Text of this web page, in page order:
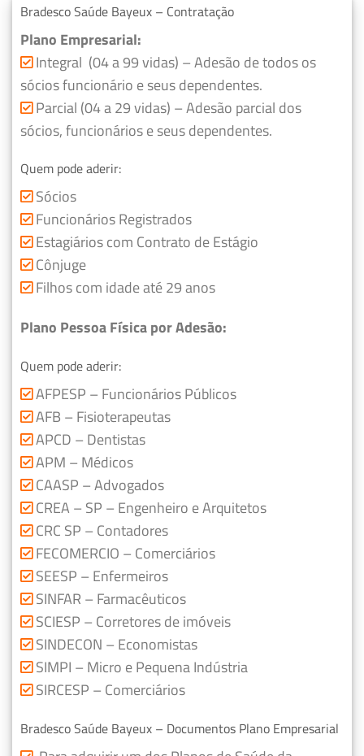
Bradesco Saúde Bayeux – Contratação
Plano Empresarial:
Integral (04 a 99 vidas) – Adesão de todos os
sócios funcionário e seus dependentes.
Parcial (04 a 29 vidas) – Adesão parcial dos
sócios, funcionários e seus dependentes.
Quem pode aderir:
Sócios
Funcionários Registrados
Estagiários com Contrato de Estágio
Cônjuge
Filhos com idade até 29 anos
Plano Pessoa Física por Adesão:
Quem pode aderir:
AFPESP – Funcionários Públicos
AFB – Fisioterapeutas
APCD – Dentistas
APM – Médicos
CAASP – Advogados
CREA – SP – Engenheiro e Arquitetos
CRC SP – Contadores
FECOMERCIO – Comerciários
SEESP – Enfermeiros
SINFAR – Farmacêuticos
SCIESP – Corretores de imóveis
SINDECON – Economistas
SIMPI – Micro e Pequena Indústria
SIRCESP – Comerciários
Bradesco Saúde Bayeux – Documentos Plano Empresarial